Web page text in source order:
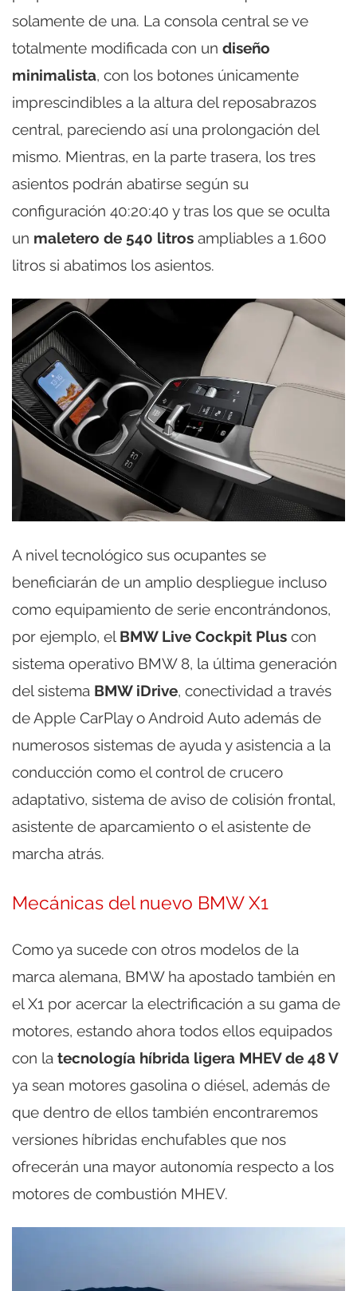
solamente de una. La consola central se ve
totalmente modificada con un diseño
minimalista, con los botones únicamente
imprescindibles a la altura del reposabrazos
central, pareciendo así una prolongación del
mismo. Mientras, en la parte trasera, los tres
asientos podrán abatirse según su
configuración 40:20:40 y tras los que se oculta
un maletero de 540 litros ampliables a 1.600
litros si abatimos los asientos.
A nivel tecnológico sus ocupantes se
beneficiarán de un amplio despliegue incluso
como equipamiento de serie encontrándonos,
por ejemplo, el BMW Live Cockpit Plus con
sistema operativo BMW 8, la última generación
del sistema BMW iDrive, conectividad a través
de Apple CarPlay o Android Auto además de
numerosos sistemas de ayuda y asistencia a la
conducción como el control de crucero
adaptativo, sistema de aviso de colisión frontal,
asistente de aparcamiento o el asistente de
marcha atrás.
Mecánicas del nuevo BMW X1
Como ya sucede con otros modelos de la
marca alemana, BMW ha apostado también en
el X1 por acercar la electrificación a su gama de
motores, estando ahora todos ellos equipados
con la tecnología híbrida ligera MHEV de 48 V
ya sean motores gasolina o diésel, además de
que dentro de ellos también encontraremos
versiones híbridas enchufables que nos
ofrecerán una mayor autonomía respecto a los
motores de combustión MHEV.